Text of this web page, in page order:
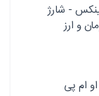
- شارژ
و ارز
ام پی